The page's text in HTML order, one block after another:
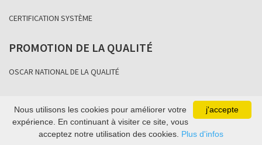
CERTIFICATION SYSTÈME
PROMOTION DE LA QUALITÉ
OSCAR NATIONAL DE LA QUALITÉ
Copyright Association Sénégalaise de Normalisation 2021
j'accepte
Nous utilisons les cookies pour améliorer votre
expérience. En continuant à visiter ce site, vous
acceptez notre utilisation des cookies. Plus d'infos